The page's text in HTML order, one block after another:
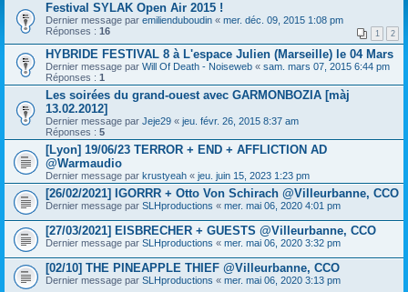
Festival SYLAK Open Air 2015 !
Dernier message par emilienduboudin « mer. déc. 09, 2015 1:08 pm
Réponses : 16 1 2
HYBRIDE FESTIVAL 8 à L'espace Julien (Marseille) le 04 Mars
Dernier message par Will Of Death - Noiseweb « sam. mars 07, 2015 6:44 pm
Réponses : 1
Les soirées du grand-ouest avec GARMONBOZIA [màj
13.02.2012]
Dernier message par Jeje29 « jeu. févr. 26, 2015 8:37 am
Réponses : 5
[Lyon] 19/06/23 TERROR + END + AFFLICTION AD
@Warmaudio
Dernier message par krustyeah « jeu. juin 15, 2023 1:23 pm
[26/02/2021] IGORRR + Otto Von Schirach @Villeurbanne, CCO
Dernier message par SLHproductions « mer. mai 06, 2020 4:01 pm
[27/03/2021] EISBRECHER + GUESTS @Villeurbanne, CCO
Dernier message par SLHproductions « mer. mai 06, 2020 3:32 pm
[02/10] THE PINEAPPLE THIEF @Villeurbanne, CCO
Dernier message par SLHproductions « mer. mai 06, 2020 3:13 pm